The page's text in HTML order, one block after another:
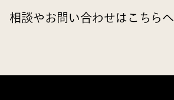
相談やお問い合わせはこちらへ